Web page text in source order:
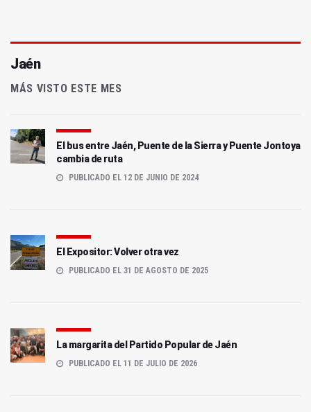
Jaén
MÁS VISTO ESTE MES
El bus entre Jaén, Puente de la Sierra y Puente Jontoya
cambia de ruta
PUBLICADO EL 12 DE JUNIO DE 2024
El Expositor: Volver otra vez
PUBLICADO EL 31 DE AGOSTO DE 2025
La margarita del Partido Popular de Jaén
PUBLICADO EL 11 DE JULIO DE 2026